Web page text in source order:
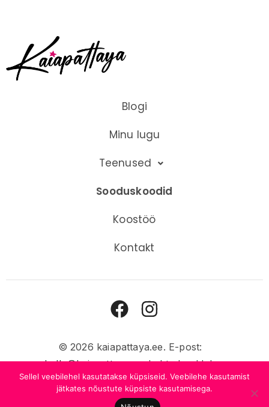
Blogi
Minu lugu
Teenused
Sooduskoodid
Koostöö
Kontakt
© 2026 kaiapattaya.ee. E-post:
hello@kaiapattaya.ee. Lehte hooldab
GW.Privaatsustingimused.Haldur »
This site is protected by reCAPTCHA and the Google
Sellel veebilehel kasutatakse küpsiseid. Veebilehe kasutamist
jätkates nõustute küpsiste kasutamisega.